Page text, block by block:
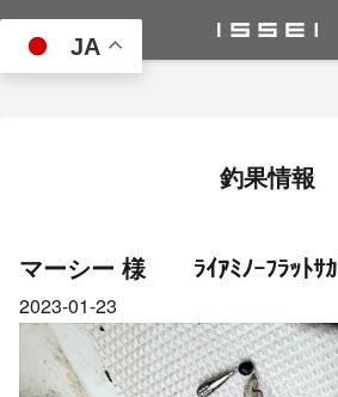
JA
釣果情報
マーシー 様 ﾗｲｱﾐﾉｰﾌﾗｯﾄｻｶ
2023-01-23